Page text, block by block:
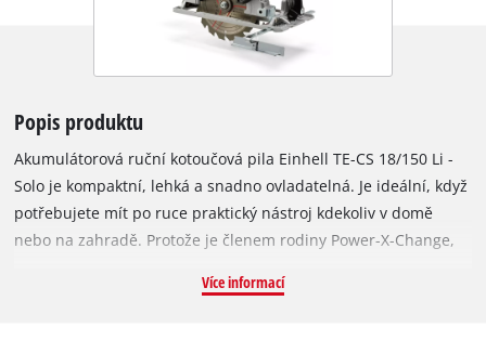
Popis produktu
Akumulátorová ruční kotoučová pila Einhell TE-CS 18/150 Li -
Solo je kompaktní, lehká a snadno ovladatelná. Je ideální, když
potřebujete mít po ruce praktický nástroj kdekoliv v domě
nebo na zahradě. Protože je členem rodiny Power-X-Change,
výkonné akumulátory pasují do všech nástrojů systému Power
Více informací